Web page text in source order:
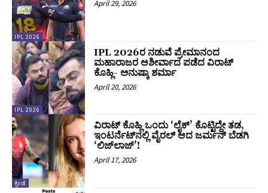
IPL 2026
April 29, 2026
IPL 2026
IPL 2026ರ ನಡುವೆ ಪ್ರೇಮಾನಂದ
ಮಹಾರಾಜರ ಆಶೀರ್ವಾದ ಪಡೆದ ವಿರಾಟ್‌
ಕೊಹ್ಲಿ- ಅನುಷ್ಕಾ ಶರ್ಮಾ
April 20, 2026
ಕ್ರೀಡೆ
ವಿರಾಟ್ ಕೊಹ್ಲಿ ಒಂದು ‘ಲೈಕ್’ ಕೊಟ್ಟಿದ್ದೇ ತಡ,
ಇಂಟರ್ನೆಟ್‌ನಲ್ಲಿ ವೈರಲ್ ಆದ ಜರ್ಮನ್ ಬೆಡಗಿ
‘ಲಿಜ್‌ಲಾಜ್’!
April 17, 2026